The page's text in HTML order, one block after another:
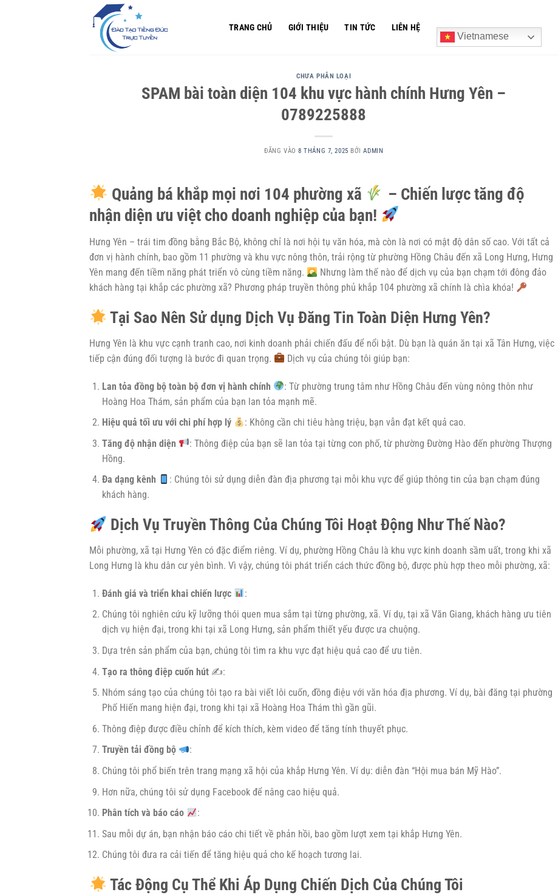
TRANG CHỦ GIỚI THIỆU TIN TỨC
LIÊN HỆ
Vietnamese
CHƯA PHÂN LOẠI
SPAM bài toàn diện 104 khu vực hành chính Hưng Yên –
0789225888
ĐĂNG VÀO8 THÁNG 7, 2025 BỞIADMIN
Quảng bá khắp mọi nơi 104 phường xã
– Chiến lược tăng độ
nhận diện ưu việt cho doanh nghiệp của bạn!
Hưng Yên – trái tim đồng bằng Bắc Bộ, không chỉ là nơi hội tụ văn hóa, mà còn là nơi có mật độ dân số cao. Với tất cả
đơn vị hành chính, bao gồm 11 phường và khu vực nông thôn, trải rộng từ phường Hồng Châu đến xã Long Hưng, Hưng
Yên mang đến tiềm năng phát triển vô cùng tiềm năng.
Nhưng làm thế nào để dịch vụ của bạn chạm tới đông đảo
khách hàng tại khắp các phường xã? Phương pháp truyền thông phủ khắp 104 phường xã chính là chìa khóa!
Tại Sao Nên Sử dụng Dịch Vụ Đăng Tin Toàn Diện Hưng Yên?
Hưng Yên là khu vực cạnh tranh cao, nơi kinh doanh phải chiến đấu để nổi bật. Dù bạn là quán ăn tại xã Tân Hưng, việc
tiếp cận đúng đối tượng là bước đi quan trọng.
Dịch vụ của chúng tôi giúp bạn:
Lan tỏa đồng bộ toàn bộ đơn vị hành chính
: Từ phường trung tâm như Hồng Châu đến vùng nông thôn như
Hoàng Hoa Thám, sản phẩm của bạn lan tỏa mạnh mẽ.
Hiệu quả tối ưu với chi phí hợp lý
: Không cần chi tiêu hàng triệu, bạn vẫn đạt kết quả cao.
Tăng độ nhận diện
: Thông điệp của bạn sẽ lan tỏa tại từng con phố, từ phường Đường Hào đến phường Thượng
Hồng.
Đa dạng kênh
: Chúng tôi sử dụng diễn đàn địa phương tại mỗi khu vực để giúp thông tin của bạn chạm đúng
khách hàng.
Dịch Vụ Truyền Thông Của Chúng Tôi Hoạt Động Như Thế Nào?
Mỗi phường, xã tại Hưng Yên có đặc điểm riêng. Ví dụ, phường Hồng Châu là khu vực kinh doanh sầm uất, trong khi xã
Long Hưng là khu dân cư yên bình. Vì vậy, chúng tôi phát triển cách thức đồng bộ, được phù hợp theo mỗi phường, xã:
Đánh giá và triển khai chiến lược
:
Chúng tôi nghiên cứu kỹ lưỡng thói quen mua sắm tại từng phường, xã. Ví dụ, tại xã Văn Giang, khách hàng ưu tiên
dịch vụ hiện đại, trong khi tại xã Long Hưng, sản phẩm thiết yếu được ưa chuộng.
Dựa trên sản phẩm của bạn, chúng tôi tìm ra khu vực đạt hiệu quả cao để ưu tiên.
Tạo ra thông điệp cuốn hút✍️:
Nhóm sáng tạo của chúng tôi tạo ra bài viết lôi cuốn, đồng điệu với văn hóa địa phương. Ví dụ, bài đăng tại phường
Phố Hiến mang hiện đại, trong khi tại xã Hoàng Hoa Thám thì gần gũi.
Thông điệp được điều chỉnh để kích thích, kèm video để tăng tính thuyết phục.
Truyền tải đồng bộ
:
Chúng tôi phổ biến trên trang mạng xã hội của khắp Hưng Yên. Ví dụ: diễn đàn “Hội mua bán Mỹ Hào”.
Hơn nữa, chúng tôi sử dụng Facebook để nâng cao hiệu quả.
Phân tích và báo cáo
:
Sau mỗi dự án, bạn nhận báo cáo chi tiết về phản hồi, bao gồm lượt xem tại khắp Hưng Yên.
Chúng tôi đưa ra cải tiến để tăng hiệu quả cho kế hoạch tương lai.
Tác Động Cụ Thể Khi Áp Dụng Chiến Dịch Của Chúng Tôi